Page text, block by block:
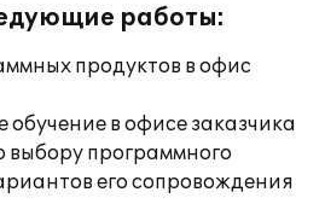
работы:
продуктов в офис
в офисе заказчика
выбору программного
его сопровождения